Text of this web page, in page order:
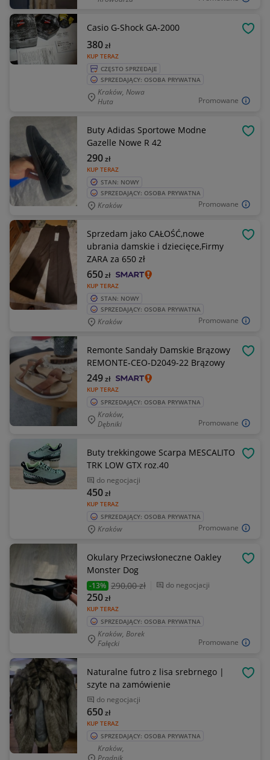
Promowane
Casio G-Shock GA-2000
KUP TERAZ
380zł
CZĘSTO SPRZEDAJE
SPRZEDAJĄCY: OSOBA PRYWATNA
Kraków, Nowa
Huta
Promowane
Buty Adidas Sportowe Modne
Gazelle Nowe R 42
KUP TERAZ
290zł
STAN: NOWY
SPRZEDAJĄCY: OSOBA PRYWATNA
Kraków
Promowane
Sprzedam jako CAŁOŚĆ,nowe
ubrania damskie i dziecięce,Firmy
ZARA za 650 zł
KUP TERAZ
650zł
STAN: NOWY
SPRZEDAJĄCY: OSOBA PRYWATNA
Kraków
Promowane
Remonte Sandały Damskie Brązowy
REMONTE-CEO-D2049-22 Brązowy
KUP TERAZ
249zł
SPRZEDAJĄCY: OSOBA PRYWATNA
Kraków,
Dębniki
Promowane
Buty trekkingowe Scarpa MESCALITO
TRK LOW GTX roz.40
do negocjacji
KUP TERAZ
450zł
SPRZEDAJĄCY: OSOBA PRYWATNA
Kraków
Promowane
Okulary Przeciwsłoneczne Oakley
Monster Dog
-13% 290,00 zł do negocjacji
KUP TERAZ
250zł
SPRZEDAJĄCY: OSOBA PRYWATNA
Kraków, Borek
Fałęcki
Naturalne futro z lisa srebrnego |
szyte na zamówienie
do negocjacji
KUP TERAZ
650zł
SPRZEDAJĄCY: OSOBA PRYWATNA
Kraków,
Prądnik